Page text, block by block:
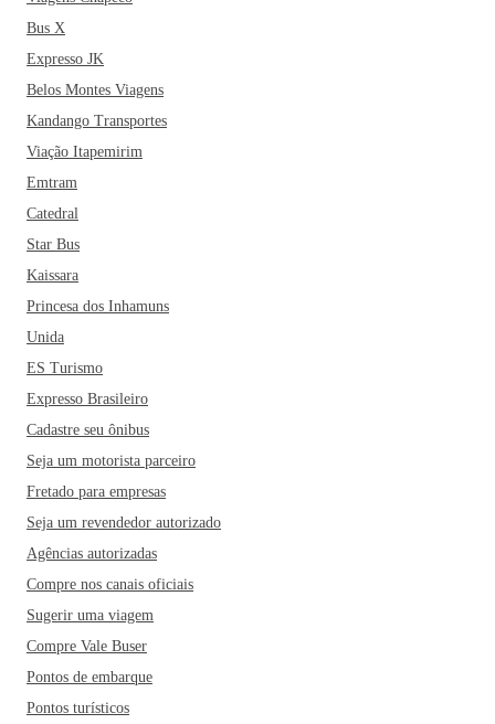
chama a atenção por suas influências africanas e a cidade é
brasileiro, mais conhecido como Olodum, também se
consagrou na cidade de Salvador e hoje é uma das maiores
representações culturais do país. A cidade também foi palco
de umas primeiras escolas de capoeira, representação
cultural que data da época dos escravos africanos no país e é
berimbau.
enriquecer o seu roteiro turístico com visitas à Ilha dos
Frades, ao Mercado Modelo - um dos principais cartões-
postais da cidade -, o Elevador Lacerda - o primeiro do
Brasil -, o famoso Pelourinho - parada obrigatória do Centro
mais de 2000 obras de famosos pintores brasileiros -, o
Parque da Cidade - local de preservação da Mata Atlântica -,
e a Igreja do Senhor do Bonfim, onde os turista amarram
suas fitinhas e fazem seus pedidos.
históricos vive a cidade, Salvador também oferece inúmeras
abraçadas pela Baía de Todos os Santos. Dentre as
preferidas pelos turistas estão a do Flamengo, Ondina,
Itapuã, a Praia do Forte e a Praia Farol da Barra. Reservar
um dia para fazer um passeio de escuna pela Baía também é
Bus X
Expresso JK
Belos Montes Viagens
Kandango Transportes
Viação Itapemirim
Emtram
Catedral
Star Bus
Kaissara
Princesa dos Inhamuns
Unida
ES Turismo
Expresso Brasileiro
Cadastre seu ônibus
Seja um motorista parceiro
Fretado para empresas
Seja um revendedor autorizado
Agências autorizadas
Compre nos canais oficiais
Sugerir uma viagem
Compre Vale Buser
Pontos de embarque
Pontos turísticos